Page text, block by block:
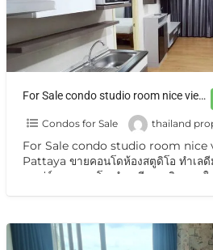
For Sale condo studio room nice view Supalai Marey Pattaya ขายคอนโดห้องสตูดิโอ ทำเลดีมาก ติดถนนใหญ่ ศุภาลัยมาเร่ย์
Condos for Sale thailand
For Sale condo studio room nice
Pattaya ขายคอนโดห้องสตูดิโอ ทำเล
มาเร่ย์ ขายคอนโด ทำเลดีมาก ติดถนน